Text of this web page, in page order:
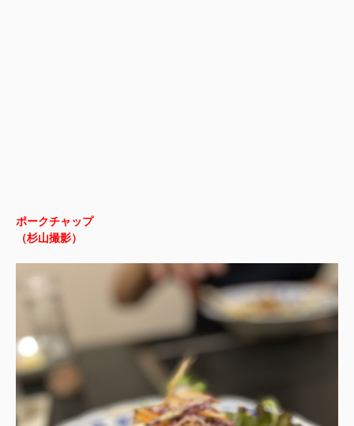
ポークチャップ
（杉山撮影）